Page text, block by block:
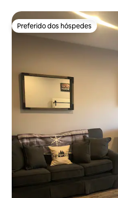
Preferido dos hóspedes
Preferido dos hóspedes